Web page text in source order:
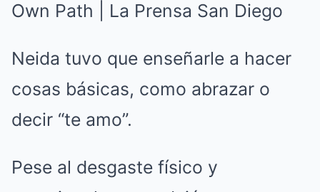
Neida tuvo que enseñarle a hacer
cosas básicas, como abrazar o
decir “te amo”.
Pese al desgaste físico y